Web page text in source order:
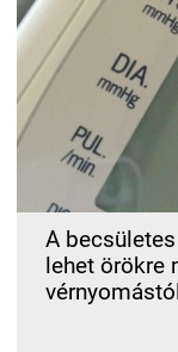
A
lehet örökre